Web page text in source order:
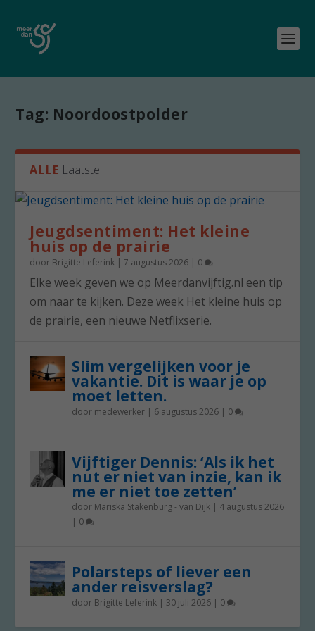
Tag: Noordoostpolder
ALLE Laatste
Jeugdsentiment: Het kleine
huis op de prairie
door Brigitte Leferink |7 augustus 2026 | 0
Elke week geven we op Meerdanvijftig.nl een tip
om naar te kijken. Deze week Het kleine huis op
de prairie, een nieuwe Netflixserie.
Slim vergelijken voor je
vakantie. Dit is waar je op
moet letten.
door medewerker | 6 augustus 2026 | 0
Vijftiger Dennis: ‘Als ik het
nut er niet van inzie, kan ik
me er niet toe zetten’
door Mariska Stakenburg - van Dijk | 4 augustus 2026
| 0
Polarsteps of liever een
ander reisverslag?
door Brigitte Leferink | 30 juli 2026 | 0